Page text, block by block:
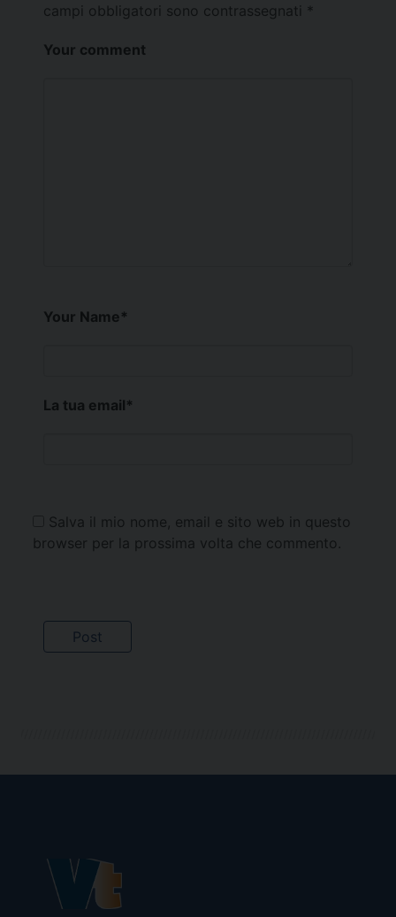
campi obbligatori sono contrassegnati *
Your comment
Your Name*
La tua email*
Salva il mio nome, email e sito web in questo
browser per la prossima volta che commento.